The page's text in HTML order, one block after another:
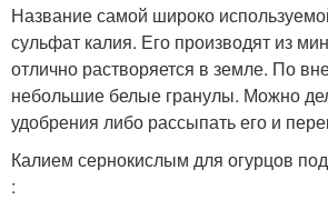
Название самой широко
сульфат калия. Его производят из
отлично растворяется в земле. По
небольшие белые гранулы. Можно
удобрения либо рассыпать его и
Калием сернокислым для огурцов
: